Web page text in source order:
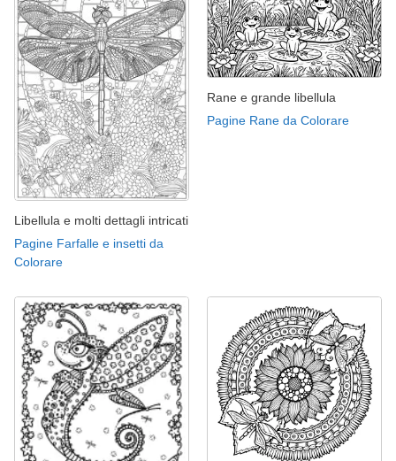
Libellula e molti dettagli intricati
Pagine Farfalle e insetti da
Colorare
Rane e grande libellula
Pagine Rane da Colorare